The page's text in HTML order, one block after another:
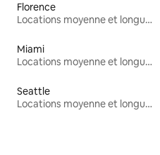
Florence
Locations moyenne et longue durée
Miami
Locations moyenne et longue durée
Seattle
Locations moyenne et longue durée